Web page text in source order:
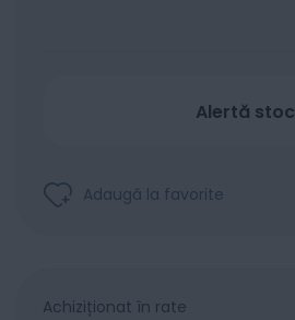
Alertă stoc
Adaugă la favorite
Achiziționat în rate